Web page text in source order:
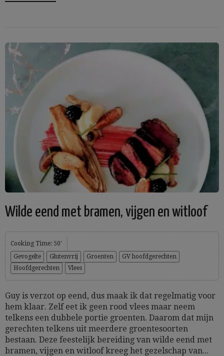
Wilde eend met bramen, vijgen en witloof
Cooking Time: 50'
Gevogelte
Glutenvrij Groenten
GV hoofdgerechten
Hoofdgerechten
Vlees
Guy is verzot op eend, dus maak ik dat regelmatig voor
hem klaar. Zelf eet ik geen rood vlees maar neem
telkens een dubbele portie groenten. Daarom dat mijn
gerechten telkens uit meerdere groentesoorten
bestaan. Deze feestelijk bereiding van wilde eend met
bramen, vijgen en witloof kreeg het gezelschap van...